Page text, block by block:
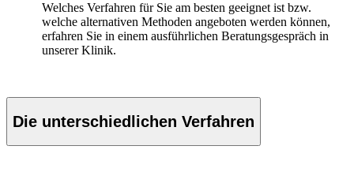
Welches Verfahren für Sie am besten geeignet ist bzw.
welche alternativen Methoden angeboten werden können,
erfahren Sie in einem ausführlichen Beratungsgespräch in
unserer Klinik.
Die unterschiedlichen Verfahren